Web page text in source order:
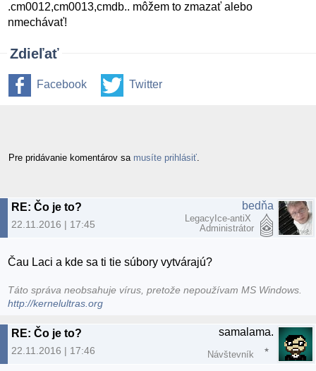
.cm0012,cm0013,cmdb.. môžem to zmazať alebo
nmechávať!
Zdieľať
Facebook Twitter
Pre pridávanie komentárov sa musíte prihlásiť
RE: Čo je to?
22.11.2016 | 17:45
bedňa
LegacyIce-antiX
Administrátor
Čau Laci a kde sa ti tie súbory vytvárajú?
Táto správa neobsahuje vírus, pretože nepoužívam MS Windows.
http://kernelultras.org
RE: Čo je to?
22.11.2016 | 17:46
samalama.
Návštevník